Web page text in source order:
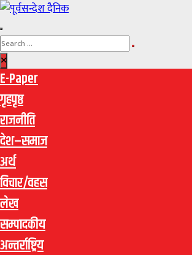
E-Paper
गृहपृष्ठ
राजनीति
देश–समाज
अर्थ
विचार/वहस
लेख
सम्पादकीय
अन्तर्राष्ट्रिय